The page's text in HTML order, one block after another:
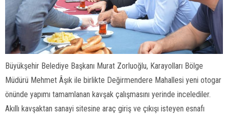
Büyükşehir Belediye Başkanı Murat Zorluoğlu, Karayolları Bölge
Müdürü Mehmet Âşık ile birlikte Değirmendere Mahallesi yeni otogar
önünde yapımı tamamlanan kavşak çalışmasını yerinde incelediler.
Akıllı kavşaktan sanayi sitesine araç giriş ve çıkışı isteyen esnafı